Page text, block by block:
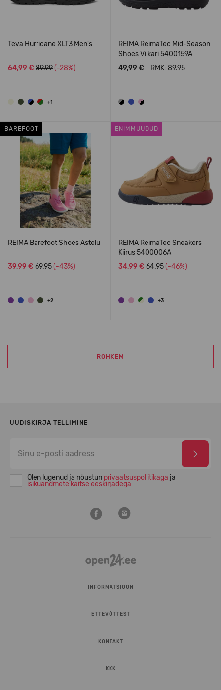
Teva Hurricane XLT3 Men's
64,99 € 89.99 (-28%)
+1
REIMA ReimaTec Mid-Season
Shoes Viikari 5400159A
49,99 €
RMK: 89.95
BAREFOOT
REIMA Barefoot Shoes Astelu
39,99 € 69.95 (-43%)
+2
ENIMMÜÜDUD
REIMA ReimaTec Sneakers
Kiirus 5400006A
34,99 € 64.95 (-46%)
+3
ROHKEM
UUDISKIRJA TELLIMINE
Olen lugenud ja nõustun privaatsuspoliitikaga ja
isikuandmete kaitse eeskirjadega
INFORMATSIOON
ETTEVÕTTEST
KONTAKT
KKK